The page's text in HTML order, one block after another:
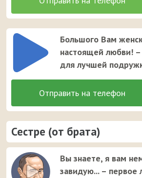
Большого Вам
настоящей любви!
для лучшей
Сестре (от брата)
Вы знаете, я вам
завидую... – первое